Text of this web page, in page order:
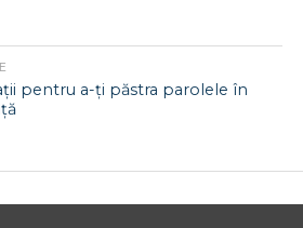
pentru a-ți păstra parolele în